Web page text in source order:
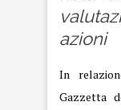
azioni
In
Gazzetta